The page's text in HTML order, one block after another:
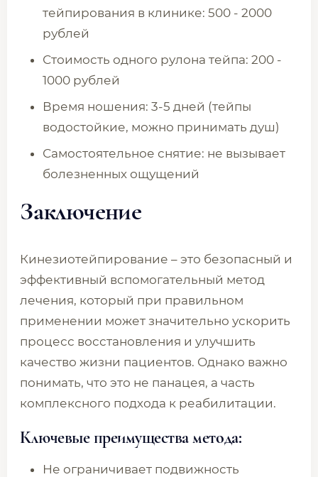
тейпирования в клинике: 500 - 2000
рублей
Стоимость одного рулона тейпа: 200 -
1000 рублей
Время ношения: 3-5 дней (тейпы
водостойкие, можно принимать душ)
Самостоятельное снятие: не вызывает
болезненных ощущений
Заключение
Кинезиотейпирование – это безопасный и
эффективный вспомогательный метод
лечения, который при правильном
применении может значительно ускорить
процесс восстановления и улучшить
качество жизни пациентов. Однако важно
понимать, что это не панацея, а часть
комплексного подхода к реабилитации.
Ключевые преимущества метода:
Не ограничивает подвижность